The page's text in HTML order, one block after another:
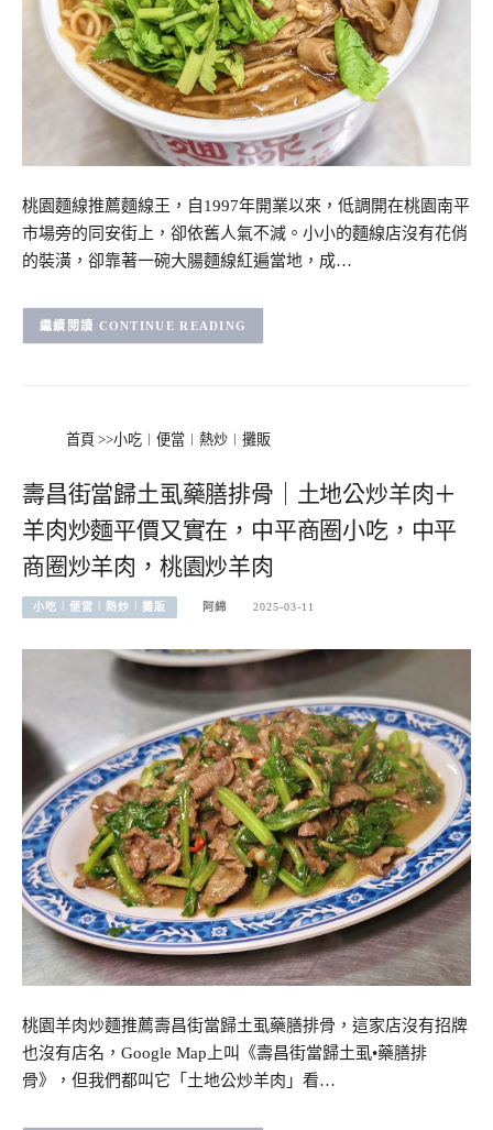
桃園麵線推薦麵線王，自1997年開業以來，低調開在桃園南平
市場旁的同安街上，卻依舊人氣不減。小小的麵線店沒有花俏
的裝潢，卻靠著一碗大腸麵線紅遍當地，成…
CONTINUE READING
首頁 >>小吃︱便當︱熱炒︱攤販
壽昌街當歸土虱藥膳排骨｜土地公炒羊肉＋
羊肉炒麵平價又實在，中平商圈小吃，中平
商圈炒羊肉，桃園炒羊肉
小吃︱便當︱熱炒︱攤販 阿綿 2025-03-11
桃園羊肉炒麵推薦壽昌街當歸土虱藥膳排骨，這家店沒有招牌
也沒有店名，Google Map上叫《壽昌街當歸土虱•藥膳排
骨》，但我們都叫它「土地公炒羊肉」看…